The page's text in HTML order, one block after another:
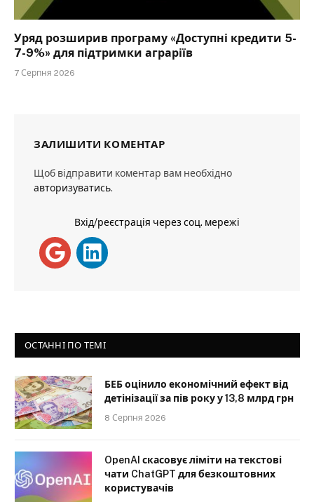
Уряд розширив програму «Доступні кредити 5-
7-9%» для підтримки аграріїв
7 Серпня 2026
ЗАЛИШИТИ КОМЕНТАР
Щоб відправити коментар вам необхідно
авторизуватись.
Вхід/реєстрація через соц. мережі
ОСТАННІ ПО ТЕМІ
БЕБ оцінило економічний ефект від
детінізації за пів року у 13,8 млрд грн
8 Серпня 2026
OpenAI скасовує ліміти на текстові
чати ChatGPT для безкоштовних
користувачів